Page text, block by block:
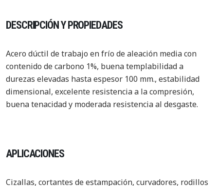
DESCRIPCIÓN Y PROPIEDADES
Acero dúctil de trabajo en frío de aleación media con
contenido de carbono 1%, buena templabilidad a
durezas elevadas hasta espesor 100 mm., estabilidad
dimensional, excelente resistencia a la compresión,
buena tenacidad y moderada resistencia al desgaste.
APLICACIONES
Cizallas, cortantes de estampación, curvadores, rodillos